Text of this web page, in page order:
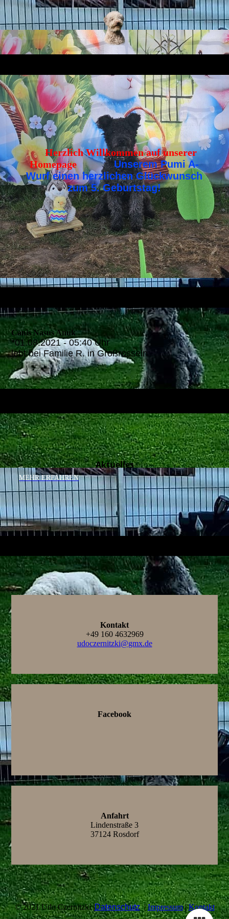
Herzlich Willkommen auf unserer
Homepage Unserem Pumi A-
Wurf einen herzlichen Glückwunsch
zum 5. Geburtstag!
Canis Nasus Anuk
*01.08.2021 - 05:40 Uhr
lebt bei Familie R. in Großrosseln.
Aktuelles
MEHR ERFAHREN
Kontakt
+49 160 4632969
udoczernitzki@gmx.de
Facebook
Anfahrt
Lindenstraße 3
37124 Rosdorf
© 2021 Udo Czernitzki |Datenschutz|Impressum|Kontakt